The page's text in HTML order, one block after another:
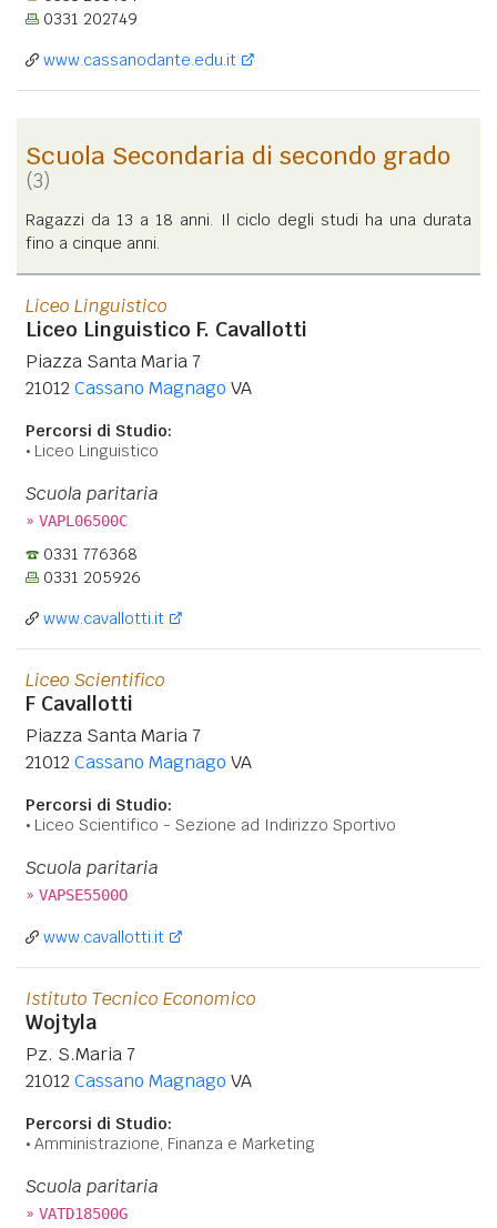
0331 202749
www.cassanodante.edu.it
Scuola Secondaria di secondo grado
(3)
Ragazzi da 13 a 18 anni. Il ciclo degli studi ha una durata
fino a cinque anni.
Liceo Linguistico
Liceo Linguistico F. Cavallotti
Piazza Santa Maria 7
21012 Cassano Magnago VA
Percorsi di Studio:
Liceo Linguistico
Scuola paritaria
» VAPL06500C
0331 776368
0331 205926
www.cavallotti.it
Liceo Scientifico
F Cavallotti
Piazza Santa Maria 7
21012 Cassano Magnago VA
Percorsi di Studio:
Liceo Scientifico - Sezione ad Indirizzo Sportivo
Scuola paritaria
» VAPSE5500O
www.cavallotti.it
Istituto Tecnico Economico
Wojtyla
Pz. S.Maria 7
21012 Cassano Magnago VA
Percorsi di Studio:
Amministrazione, Finanza e Marketing
Scuola paritaria
» VATD18500G